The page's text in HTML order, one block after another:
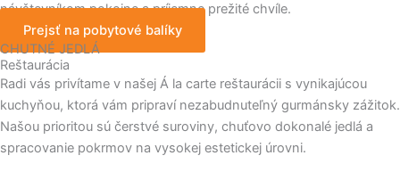
návštevníkom pokojne a príjemne prežité chvíle.
Prejsť na pobytové balíky
CHUTNÉ JEDLÁ
Reštaurácia
Radi vás privítame v našej Á la carte reštaurácii s vynikajúcou
kuchyňou, ktorá vám pripraví nezabudnuteľný gurmánsky zážitok.
Našou prioritou sú čerstvé suroviny, chuťovo dokonalé jedlá a
spracovanie pokrmov na vysokej estetickej úrovni.